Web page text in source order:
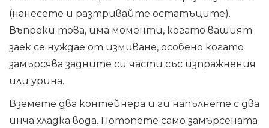
(нанесете и разтривайте остатъците).
Въпреки това, има моменти, когато вашият
заек се нуждае от измиване, особено когато
замърсява задните си части със изпражнения
или урина.
Вземете два контейнера и ги напълнете с два
инча хладка вода. Потопете само замърсената